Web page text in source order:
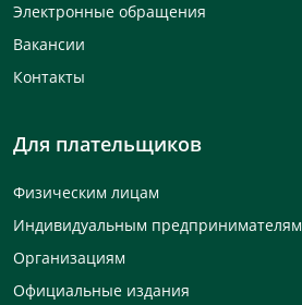
Электронные обращения
Вакансии
Контакты
Для плательщиков
Физическим лицам
Индивидуальным предпринимателям
Организациям
Официальные издания